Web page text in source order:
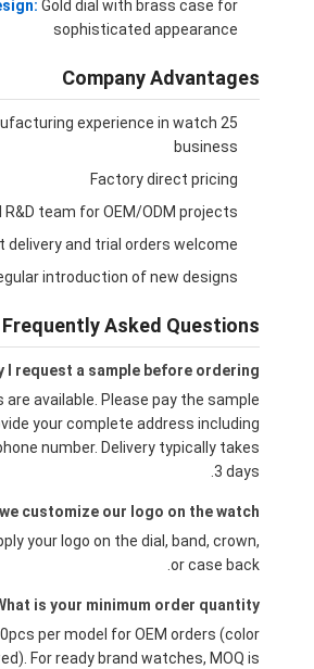
Gold dial with brass case for
sophisticated appearance
Company Advantages
experience in watch
business
Factory direct pricing
R&D team for OEM/ODM projects
delivery and trial orders welcome
introduction of new designs
Frequently Asked Questions
I request a sample before ordering?
are available. Please pay the sample
your complete address including
number. Delivery typically takes
3 days.
customize our logo on the watch?
your logo on the dial, band, crown,
or case back.
is your minimum order quantity?
per model for OEM orders (color
For ready brand watches, MOQ is